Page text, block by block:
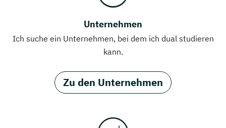
Unternehmen
Ich suche ein Unternehmen, bei dem ich dual studieren
kann.
Zu den Unternehmen